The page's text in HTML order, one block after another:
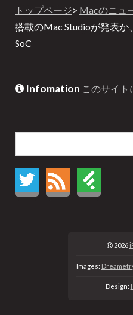
トップページ> Macのニュ
搭載のMac Studioが発表
SoC
Infomation このサイト
2026
Images:
Design: